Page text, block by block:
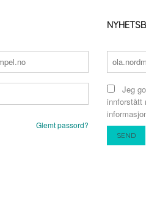
Glemt passord?
Jeg
innforstått